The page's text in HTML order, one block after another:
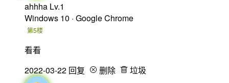
ahhha Lv.1
Windows 10 · Google Chrome
第5楼
看看
2022-03-22 回复 删除 垃圾